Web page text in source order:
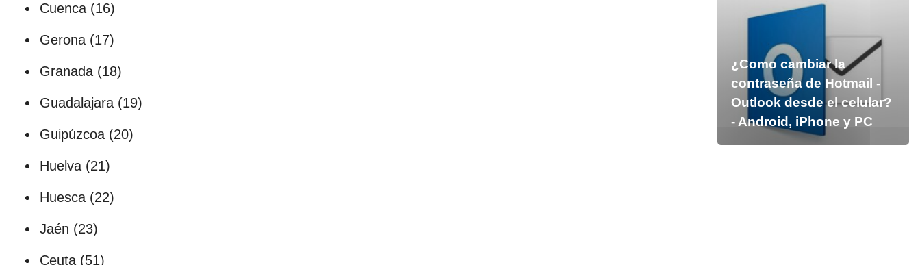
Cuenca (16)
Gerona (17)
Granada (18)
Guadalajara (19)
Guipúzcoa (20)
Huelva (21)
Huesca (22)
Jaén (23)
Ceuta (51)
¿Como cambiar la
contraseña de Hotmail -
Outlook desde el celular?
- Android, iPhone y PC